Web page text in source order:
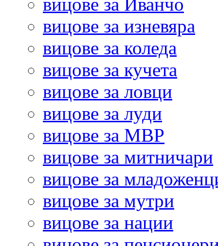
вицове за изневяра
вицове за коледа
вицове за кучета
вицове за ловци
вицове за луди
вицове за МВР
вицове за митничари
вицове за
вицове за мутри
вицове за нации